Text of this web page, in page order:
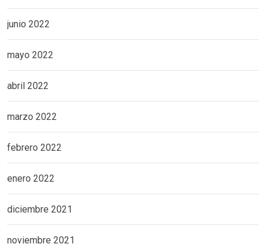
junio 2022
mayo 2022
abril 2022
marzo 2022
febrero 2022
enero 2022
diciembre 2021
noviembre 2021